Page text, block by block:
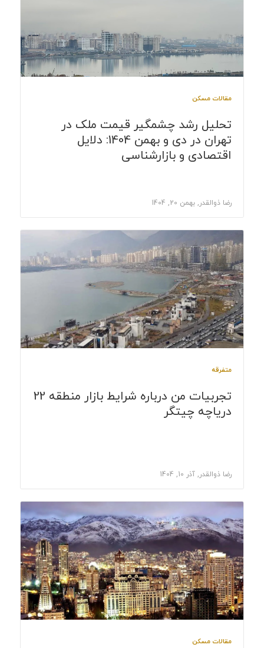
مقالات مسکن
تحلیل رشد چشمگیر قیمت ملک در
تهران در دی و بهمن 1404: دلایل
اقتصادی و بازارشناسی
رضا ذوالقدر, بهمن 20, 1404
متفرقه
تجربیات من درباره شرایط بازار منطقه 22
دریاچه چیتگر
رضا ذوالقدر, آذر 10, 1404
مقالات مسکن